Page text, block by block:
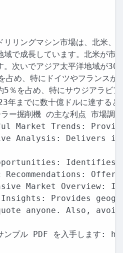
リリングマシン市場は、北米、
域で成長しています。北米が市
。次いでアジア太平洋地域が
占め、特にドイツやフランス
5％を占め、特にサウジアラビ
年までに数十億ドルに達すると
ー掘削機 の主な利点 市場調
Market Trends:
Analysis: Delivers
Identifies
Market
Insights: Provides
anyone. Also, avoid
サンプル PDF を入手し